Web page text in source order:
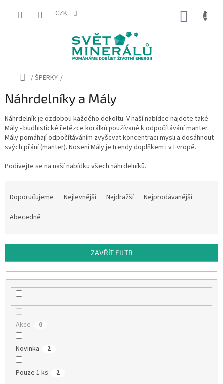
CZK
Domů
/ŠPERKY /
Náhrdelníky a Mály
Náhrdelník je ozdobou každého dekoltu. V naší nabídce najdete také
Mály - budhistické řetězce korálků používané k odpočítávání manter.
Mály pomáhají odpočítáváním zvyšovat koncentraci mysli a dosáhnout
svých přání (manter). Nosení Mály je trendy doplňkem i v Evropě.
Podívejte se na naší nabídku všech náhrdelníků.
r
o
Doporučujeme Nejlevnější Nejdražší
Nejprodávanější
Abecedně
ZAVŘÍT FILTR
Akce 0
Novinka 2
Pouze 1 ks 2